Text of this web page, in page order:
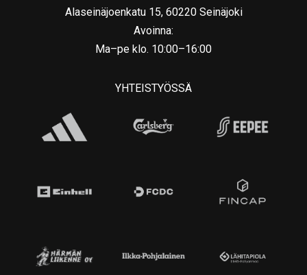
Alaseinäjoenkatu 15, 60220 Seinäjoki
Avoinna:
Ma–pe klo. 10:00–16:00
YHTEISTYÖSSÄ